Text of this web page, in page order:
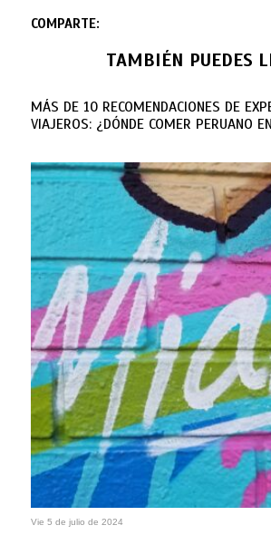
COMPARTE:
TAMBIÉN PUEDES
MÁS DE 10 RECOMENDACIONES DE
VIAJEROS: ¿DÓNDE COMER PERUANO
Vie 5 de julio de 2024